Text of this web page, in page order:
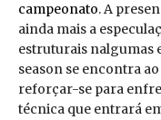
campeonato. A
ainda mais a
estruturais nalgumas
season se encontra
reforçar-se para
técnica que entrará